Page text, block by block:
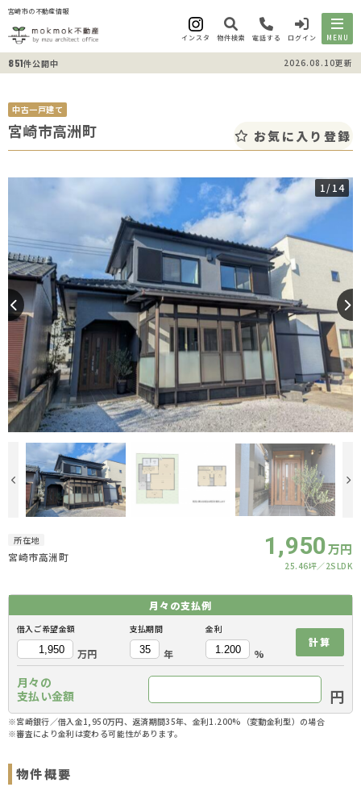
宮崎市の不動産情報
インスタ 物件検索 電話する ログイン MENU
851件公開中 2026.08.10更新
中古一戸建て
宮崎市高洲町 お気に入り登録
1/14
所在地
宮崎市高洲町 1,950万円
25.46坪 2SLDK
月々の支払例
借入ご希望金額
万円
支払期間
年
金利
%
計算
月々の
支払い金額
円
※宮崎銀行／借入金1,950万円、返済期間35年、金利1.200%（変動金利型）の場合
※審査により金利は変わる可能性があります。
物件概要